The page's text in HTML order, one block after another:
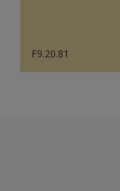
F9.20.81